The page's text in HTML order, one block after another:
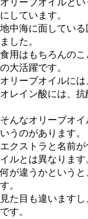
オリーブオイルと
にしています。
地中海に面してい
ました。
食用はもちろんの
の大活躍です。
オリーブオイルには
オレイン酸には、抗
そんなオリーブオ
いうのがあります。
エクストラと名前
イルとは異なります
何が違うかという
す。
見た目も違います
です。